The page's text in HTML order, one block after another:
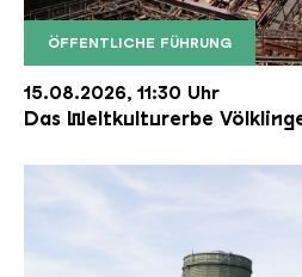
ÖFFENTLICHE FÜHRUNG
Der Erzschrägaufzug der
Copyright: Weltkulturerbe
15.08.2026, 11:30 Uhr
Das Weltkulturerbe